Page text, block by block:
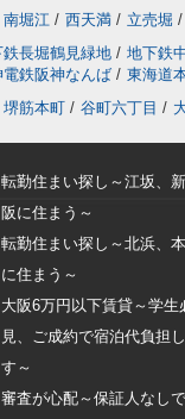
南堀江 / 西天満 / 立売堀 /
鉄長堀鶴見緑地 / 地下鉄
電鉄阪神なんば / 東海道
堺筋本町 / 谷町六丁目 /
転勤住まい探し～江坂、
阪に住まう～
転勤住まい探し～北浜、
に住まう～
大阪6万円以下賃貸～学生
見、ご成約で宿泊代負担
す～
審査が心配～保証人なし